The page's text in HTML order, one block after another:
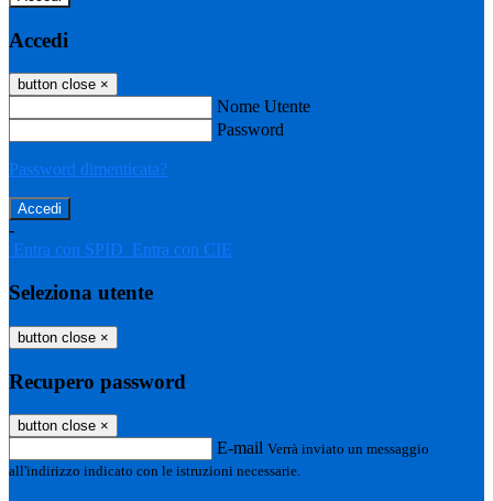
Accedi
button close ×
Nome Utente
Password
Password dimenticata?
-
Entra con SPID Entra con CIE
Seleziona utente
button close ×
Recupero password
button close ×
E-mail Verrà inviato un messaggio
all'indirizzo indicato con le istruzioni necessarie.